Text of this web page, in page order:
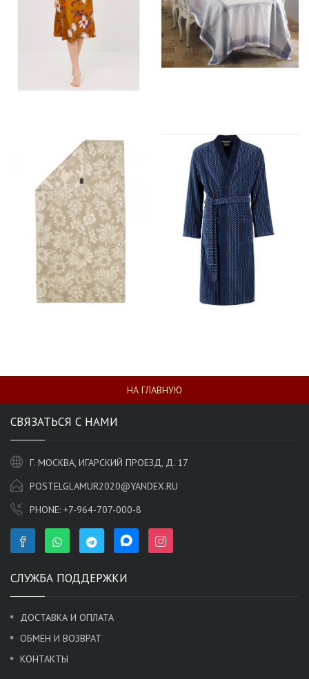
НА ГЛАВНУЮ
СВЯЗАТЬСЯ С НАМИ
Г. МОСКВА, ИГАРСКИЙ ПРОЕЗД, Д. 17
POSTELGLAMUR2020@YANDEX.RU
PHONE: +7-964-707-000-8
СЛУЖБА ПОДДЕРЖКИ
ДОСТАВКА И ОПЛАТА
ОБМЕН И ВОЗВРАТ
КОНТАКТЫ